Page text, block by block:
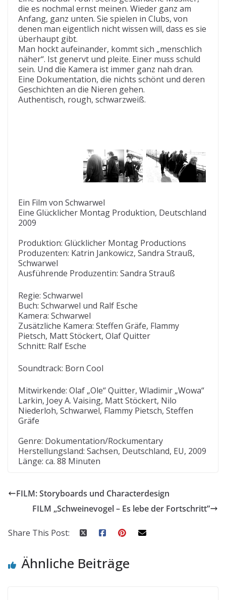
die es nochmal ernst meinen. Wieder ganz am
Anfang, ganz unten. Sie spielen in Clubs, von
denen man eigentlich nicht wissen will, dass es sie
überhaupt gibt.
Man hockt aufeinander, kommt sich „menschlich
näher“. Ist genervt und pleite. Einer muss schuld
sein. Und die Kamera ist immer ganz nah dran.
Eine Dokumentation, die nichts schönt und deren
Geschichten an die Nieren gehen.
Authentisch, rough, schwarzweiß.
Ein Film von Schwarwel
Eine Glücklicher Montag Produktion, Deutschland
2009
Produktion: Glücklicher Montag Productions
Produzenten: Katrin Jankowicz, Sandra Strauß,
Schwarwel
Ausführende Produzentin: Sandra Strauß
Regie: Schwarwel
Buch: Schwarwel und Ralf Esche
Kamera: Schwarwel
Zusätzliche Kamera: Steffen Gräfe, Flammy
Pietsch, Matt Stöckert, Olaf Quitter
Schnitt: Ralf Esche
Soundtrack: Born Cool
Mitwirkende: Olaf „Ole“ Quitter, Wladimir „Wowa“
Larkin, Joey A. Vaising, Matt Stöckert, Nilo
Niederloh, Schwarwel, Flammy Pietsch, Steffen
Gräfe
Genre: Dokumentation/Rockumentary
Herstellungsland: Sachsen, Deutschland, EU, 2009
Länge: ca. 88 Minuten
FILM: Storyboards und Characterdesign
FILM „Schweinevogel – Es lebe der Fortschritt”
Share This Post:
Ähnliche Beiträge